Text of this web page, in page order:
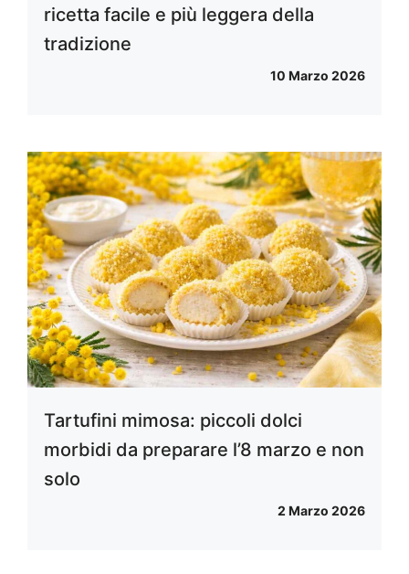
ricetta facile e più leggera della
tradizione
10 Marzo 2026
Tartufini mimosa: piccoli dolci
morbidi da preparare l’8 marzo e non
solo
2 Marzo 2026